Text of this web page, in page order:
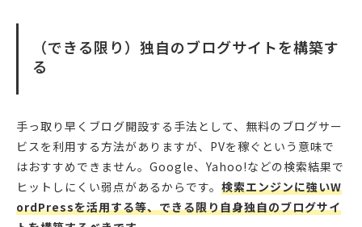
（できる限り）独自のブログサイトを構築す
る
手っ取り早くブログ開設する手法として、無料のブログサー
ビスを利用する方法がありますが、PVを稼ぐという意味で
はおすすめできません。Google、Yahoo!などの検索結果で
ヒットしにくい弱点があるからです。 検索エンジンに強いW
ordPressを活用する等、できる限り自身独自のブログサイ